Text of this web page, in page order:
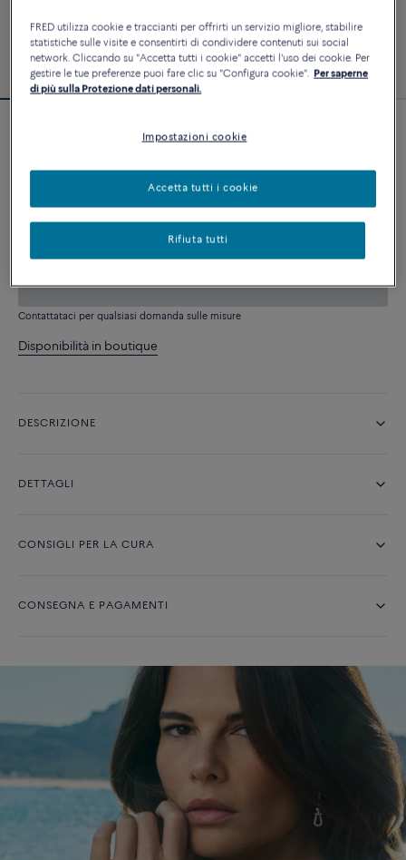
14 910 €
PERSONALIZZA
AGGIUNGI AL CARRELLO
Contattataci per qualsiasi domanda sulle misure
Disponibilità in boutique
DESCRIZIONE
DETTAGLI
CONSIGLI PER LA CURA
CONSEGNA E PAGAMENTI
FRED utilizza cookie e traccianti per offrirti un servizio migliore, stabilire
statistiche sulle visite e consentirti di condividere contenuti sui social
network. Cliccando su "Accetta tutti i cookie" accetti l'uso dei cookie. Per
gestire le tue preferenze puoi fare clic su "Configura cookie". Per saperne
di più sulla Protezione dati personali.
Impostazioni cookie
Rifiuta tutti
Accetta tutti i cookie